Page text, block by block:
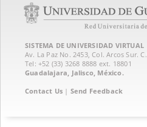
SISTEMA DE UNIVERSIDAD VIRTUAL
Av. La Paz No. 2453, Col. Arcos Sur.
Tel: +52 (33) 3268 8888‏ ext. 18801
Guadalajara, Jalisco, México.
Contact Us | Send Feedback